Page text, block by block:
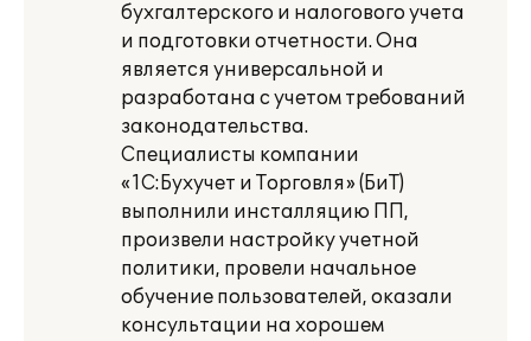
бухгалтерского и налогового учета
и подготовки отчетности. Она
является универсальной и
разработана с учетом требований
законодательства.
Специалисты компании
«1С:Бухучет и Торговля» (БиТ)
выполнили инсталляцию ПП,
произвели настройку учетной
политики, провели начальное
обучение пользователей, оказали
консультации на хорошем